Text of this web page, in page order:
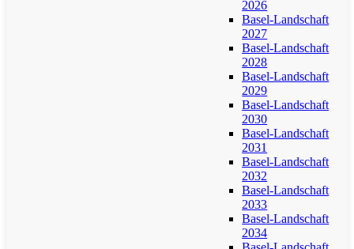
2026
Basel-Landschaft
2027
Basel-Landschaft
2028
Basel-Landschaft
2029
Basel-Landschaft
2030
Basel-Landschaft
2031
Basel-Landschaft
2032
Basel-Landschaft
2033
Basel-Landschaft
2034